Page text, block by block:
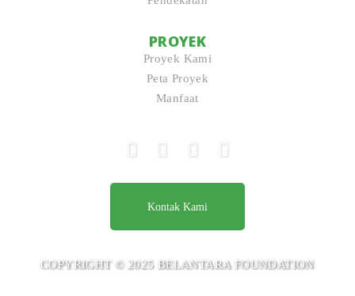
PROYEK
Proyek Kami
Peta Proyek
Manfaat
Kontak Kami
COPYRIGHT © 2025 BELANTARA FOUNDATION